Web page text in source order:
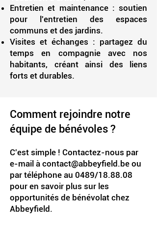
Entretien et maintenance : soutien
pour l'entretien des espaces
communs et des jardins.
Visites et échanges : partagez du
temps en compagnie avec nos
habitants, créant ainsi des liens
forts et durables.
Comment rejoindre notre
équipe de bénévoles ?
C'est simple ! Contactez-nous par
e-mail à contact@abbeyfield.be ou
par téléphone au 0489/18.88.08
pour en savoir plus sur les
opportunités de bénévolat chez
Abbeyfield.